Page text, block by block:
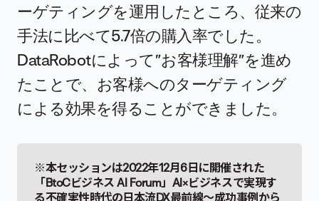
ーゲティングを運用したところ、従来の
手法に比べて5.7倍の購入率でした。
DataRobotによって”お客様理解”を進め
たことで、お客様へのターゲティング
による効果を得ることができました。
※本セッションは2022年12月6日に開催された
「BtoCビジネス AI Forum」AI×ビジネスで実現す
る不確実性時代の日本流DX最前線〜成功事例から